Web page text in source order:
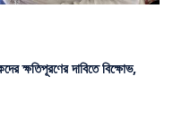
ক্ষতিপূরণের দাবিতে বিক্ষোভ,